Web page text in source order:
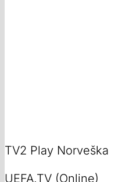
TV2 Play Norveška
UEFA.TV (Online)